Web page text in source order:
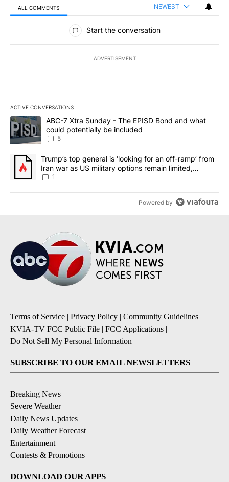
ALL COMMENTS NEWEST
All Comments
Start the conversation
ADVERTISEMENT
ACTIVE CONVERSATIONS
The following is a list of the most commented articles in the last
A trending article titled "ABC-7 Xtra Sunday - The EPISD Bond
ABC-7 Xtra Sunday - The EPISD Bond and what
could potentially be included
5
A trending article titled "Trump’s top general is ‘looking for an
Trump’s top general is ‘looking for an off-ramp’ from
Iran war as US military options remain limited,
sources say
1
Powered by
Terms of Service | Privacy Policy | Community Guidelines |
KVIA-TV FCC Public File | FCC Applications |
Do Not Sell My Personal Information
SUBSCRIBE TO OUR EMAIL NEWSLETTERS
Breaking News
Severe Weather
Daily News Updates
Daily Weather Forecast
Entertainment
Contests & Promotions
DOWNLOAD OUR APPS